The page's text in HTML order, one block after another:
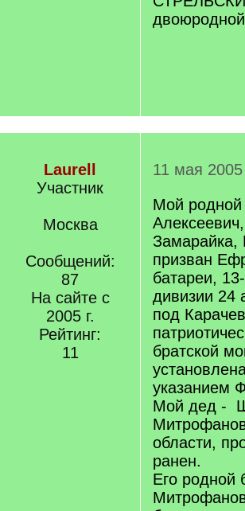
Laurell
Участник
Москва
Сообщений:
87
На сайте с
2005 г.
Рейтинг:
11
11 мая
Мой
Замарайка,
призван
батареи,
дивизии 24
под
братской
указанием
Мой дед -
области,
ранен.
Его родной